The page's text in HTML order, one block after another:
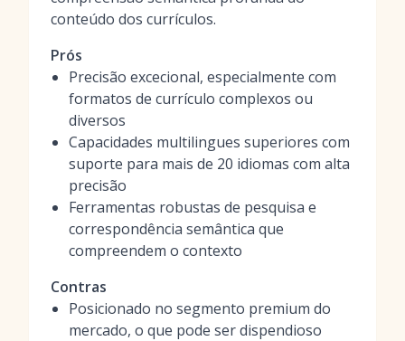
conteúdo dos currículos.
Prós
Precisão excecional, especialmente com
formatos de currículo complexos ou
diversos
Capacidades multilingues superiores com
suporte para mais de 20 idiomas com alta
precisão
Ferramentas robustas de pesquisa e
correspondência semântica que
compreendem o contexto
Contras
Posicionado no segmento premium do
mercado, o que pode ser dispendioso